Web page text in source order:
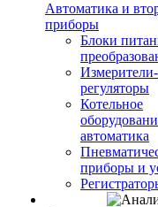
Автоматика и
приборы
Блоки
Измерители-
регуляторы
Котельное
автоматика
приборы и